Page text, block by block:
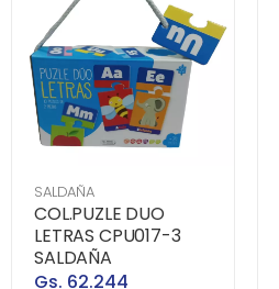
SALDAÑA
COL.PUZLE DUO
LETRAS CPU017-3
SALDAÑA
Gs. 62.244